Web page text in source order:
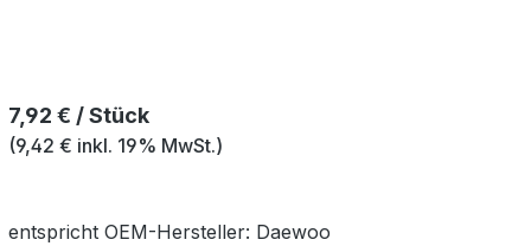
Regulärer Preis:
7,92 € / Stück
(9,42 € inkl. 19% MwSt.)
entspricht OEM-Hersteller: Daewoo